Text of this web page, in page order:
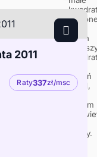
2011
Raty337zł/msc